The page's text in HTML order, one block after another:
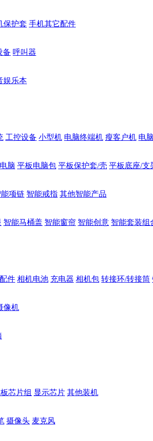
保护套 手机其它配件
备 呼叫器
娱乐本
工控设备 小型机 电脑终端机 瘦客户机 电
脑 平板电脑包 平板保护套/壳 平板底座/支
项链 智能戒指 其他智能产品
智能马桶盖 智能窗帘 智能创意 智能套装组
件 相机电池 充电器 相机包 转接环/转接筒
像机
芯片组 显示芯片 其他装机
摄像头 麦克风